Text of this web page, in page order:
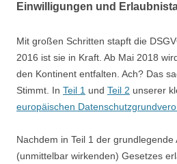
Einwilligungen und
Mit großen Schritten stapft die
2016 ist sie in Kraft. Ab Mai 2018
den Kontinent entfalten. Ach? Das
Stimmt. In Teil 1 und Teil 2 unserer
europäischen
Nachdem in Teil 1 der grundlegende
(unmittelbar wirkenden) Gesetzes